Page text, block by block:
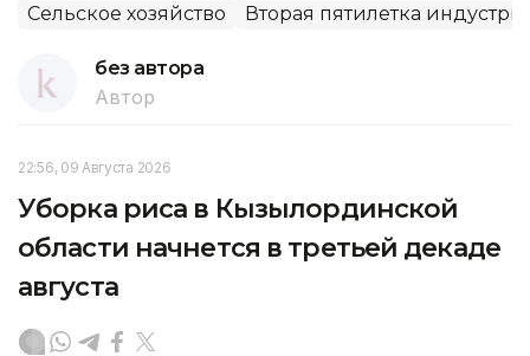
Сельское хозяйство Вторая пятилетка
без автора
Автор
22:56, 09 Августа 2026
Уборка риса в Кызылординской
области начнется в третьей декаде
августа